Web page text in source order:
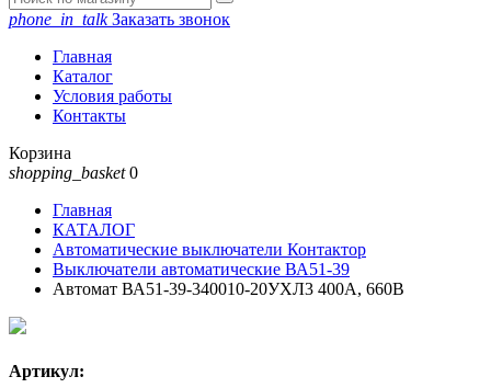
phone_in_talkЗаказать звонок
Главная
Каталог
Условия работы
Контакты
Корзина
shopping_basket 0
Главная
КАТАЛОГ
Автоматические выключатели Контактор
Выключатели автоматические ВА51-39
Автомат ВА51-39-340010-20УХЛ3 400А, 660В
Артикул: